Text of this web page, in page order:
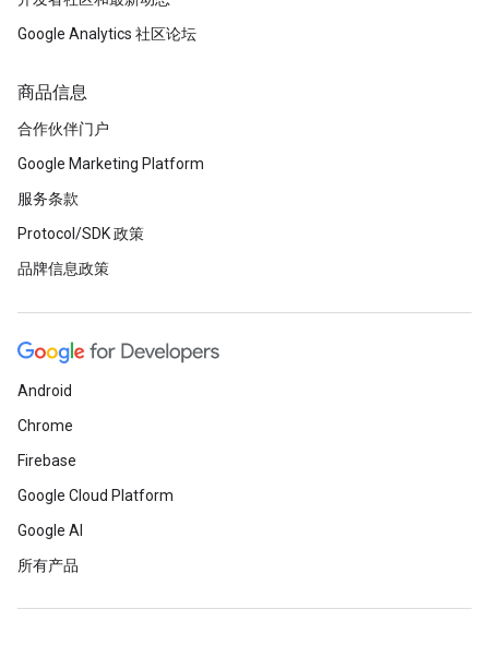
Google Analytics 社区论坛
商品信息
合作伙伴门户
Google Marketing Platform
服务条款
Protocol/SDK 政策
品牌信息政策
Android
Chrome
Firebase
Google Cloud Platform
Google AI
所有产品